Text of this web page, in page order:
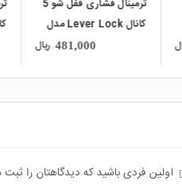
ریال
کانال Lever Lock مدل
PCT-218
763,000 ریال
اولین فردی باشید که دیدگاهتان را ثبت